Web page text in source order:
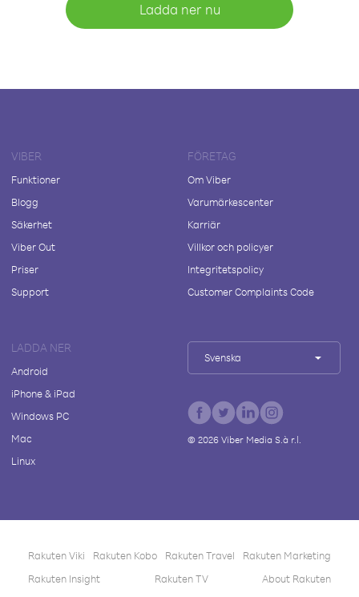
Ladda ner nu
VIBER
Funktioner
Blogg
Säkerhet
Viber Out
Priser
Support
FÖRETAG
Om Viber
Varumärkescenter
Karriär
Villkor och policyer
Integritetspolicy
Customer Complaints Code
LADDA NER
Android
iPhone & iPad
Windows PC
Mac
Linux
Svenska
© 2026Viber Media S.à r.l.
Rakuten Viki Rakuten Kobo Rakuten Travel
Rakuten Marketing
Rakuten Insight
Rakuten TV About Rakuten